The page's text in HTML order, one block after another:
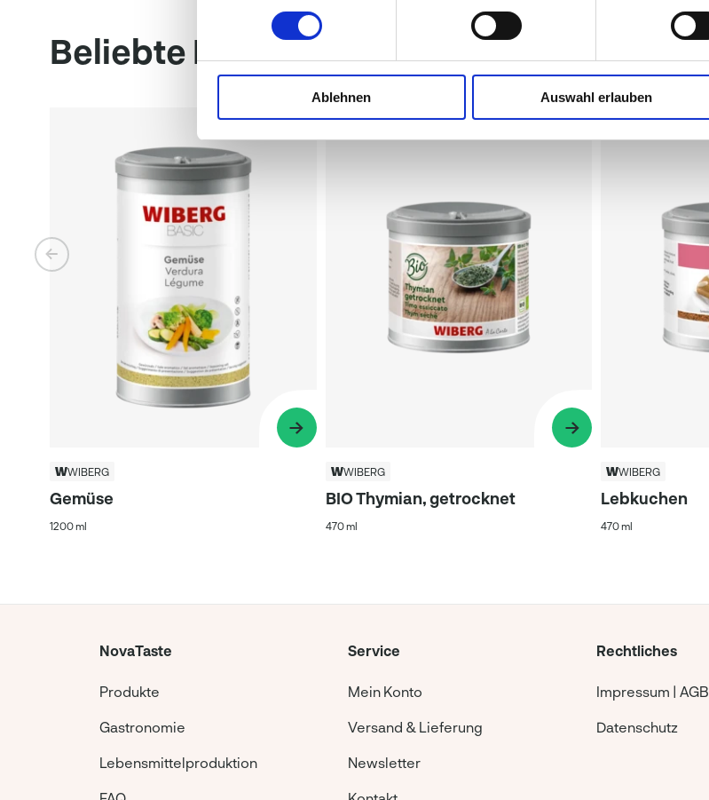
Ablehnen Auswahl erlauben
Beliebte Produkte
WIBERG
Gemüse
1200 ml
WIBERG
BIO Thymian, getrocknet
470 ml
WIBERG
Lebkuchen
470 ml
NovaTaste
Produkte
Gastronomie
Lebensmittelproduktion
Service
Mein Konto
Versand & Lieferung
Newsletter
Rechtliches
Impressum | AGB
Datenschutz